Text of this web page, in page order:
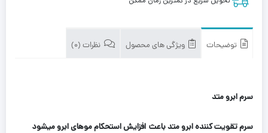
توضیحات ویژگی های محصول نظرات (0)
سرم ابرو متد
سرم تقویت کننده ابرو متد باعث افزایش استحکام موهای ابرو میشود